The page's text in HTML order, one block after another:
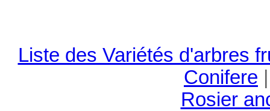
Liste des Variétés d'arbres
Conifere
Rosier